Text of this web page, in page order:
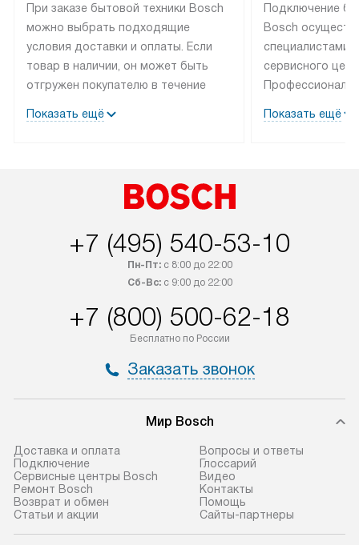
При заказе бытовой техники Bosch
можно выбрать подходящие
условия доставки и оплаты. Если
товар в наличии, он может быть
отгружен покупателю в течение
лейблом доставляется бесплатно
Показать ещё
Подключение
Bosch
специалистами
сервисного
эксплуатации
Показать ещё
+7 (495) 540-53-10
Пн-Пт:с 8:00 до 22:00
Сб-Вс:с 9:00 до 22:00
+7 (800) 500-62-18
Бесплатно по России
Заказать звонок
Мир Bosch
Доставка и оплата
Подключение
Сервисные центры Bosch
Ремонт Bosch
Возврат и обмен
Статьи и акции
Вопросы и ответы
Глоссарий
Видео
Контакты
Помощь
Сайты-партнеры